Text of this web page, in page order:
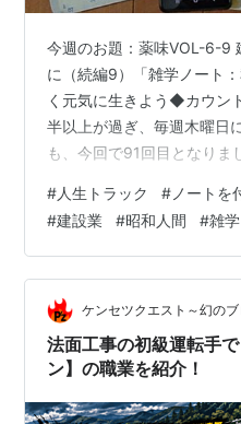
今週のお題：薬味VOL-6-9
に（続編9）「雑学ノート
く元気に生きよう◆カウン
半以上が過ぎ、毎週木曜日
も、今回で91回目となりま
毎回です。◆先週までは涼
◆2026年7月16日、朝3時
に超えている状況です。2
（ヤフー 名古屋市の天気
時は、本当に暑さが皮膚に
温が高く湿度も…
#人生トラック # ノートを
#建設業 #昭和人間 #雑
ケンセツクエスト～幻のブ
法面工事の初級運転手
ン】の職業を紹介！